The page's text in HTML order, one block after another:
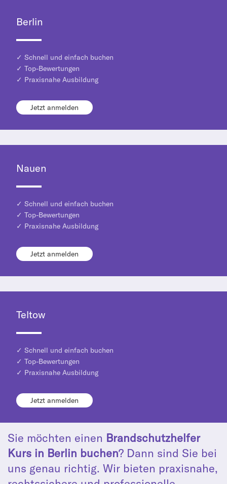
Berlin
✓ Schnell und einfach buchen
✓ Top-Bewertungen
✓ Praxisnahe Ausbildung
Jetzt anmelden
Nauen
✓ Schnell und einfach buchen
✓ Top-Bewertungen
✓ Praxisnahe Ausbildung
Jetzt anmelden
Teltow
✓ Schnell und einfach buchen
✓ Top-Bewertungen
✓ Praxisnahe Ausbildung
Jetzt anmelden
Sie möchten einen Brandschutzhelfer
Kurs in Berlin buchen? Dann sind Sie bei
uns genau richtig. Wir bieten praxisnahe,